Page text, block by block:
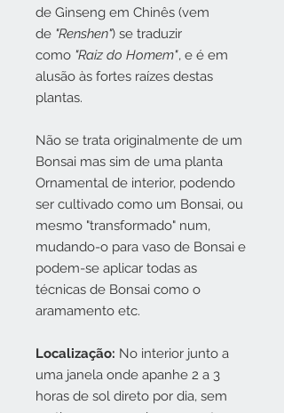
de Ginseng em Chinês (vem
de "Renshen") se traduzir
como "Raiz do Homem", e é em
alusão às fortes raízes destas
plantas.
Não se trata originalmente de um
Bonsai mas sim de uma planta
Ornamental de interior, podendo
ser cultivado como um Bonsai, ou
mesmo "transformado" num,
mudando-o para vaso de Bonsai e
podem-se aplicar todas as
técnicas de Bonsai como o
aramamento etc.
Localização: No interior junto a
uma janela onde apanhe 2 a 3
horas de sol direto por dia, sem